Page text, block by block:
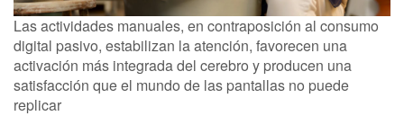
Las actividades manuales, en contraposición al consumo
digital pasivo, estabilizan la atención, favorecen una
activación más integrada del cerebro y producen una
satisfacción que el mundo de las pantallas no puede
replicar